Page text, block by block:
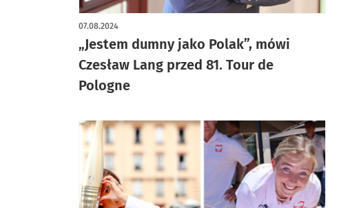
„Jestem dumny jako Polak”, mówi
Czesław Lang przed 81. Tour de
Pologne
07.08.2024